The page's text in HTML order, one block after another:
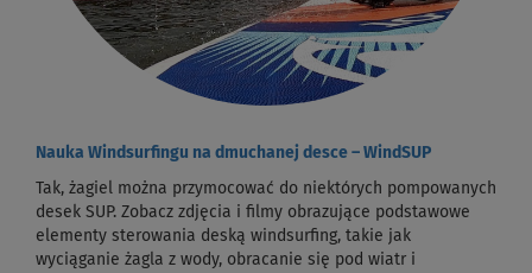
Nauka Windsurfingu na dmuchanej desce – WindSUP
Tak, żagiel można przymocować do niektórych pompowanych
desek SUP. Zobacz zdjęcia i filmy obrazujące podstawowe
elementy sterowania deską windsurfing, takie jak
wyciąganie żagla z wody, obracanie się pod wiatr i